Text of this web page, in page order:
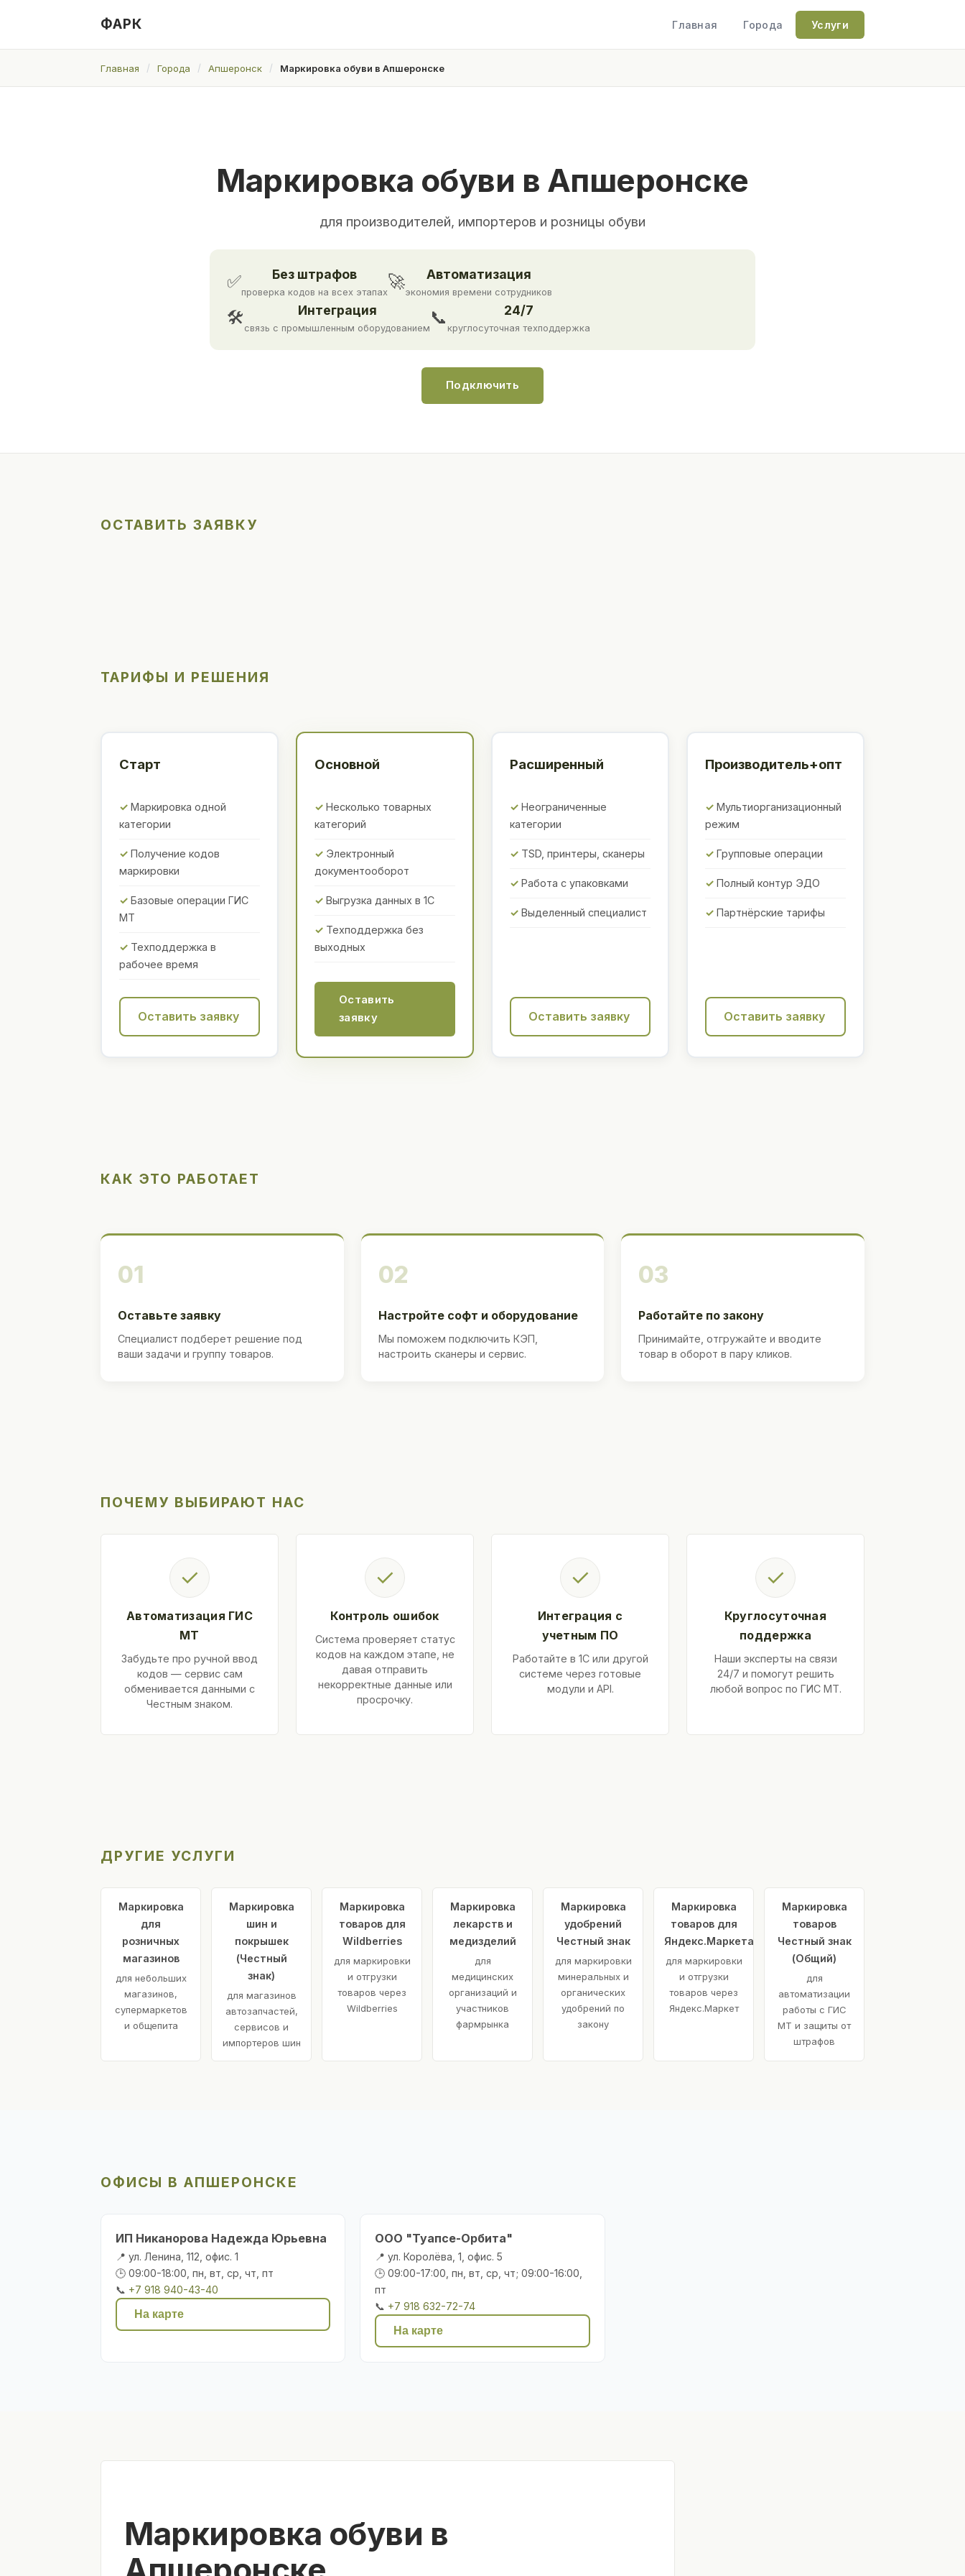
ФАРК Главная Города Услуги
Главная Города Апшеронск Маркировка обуви в Апшеронске
Маркировка обуви в Апшеронске
для производителей, импортеров и розницы обуви
✅ Без штрафов
проверка кодов на всех этапах
🚀 Автоматизация
экономия времени сотрудников
🛠 Интеграция
связь с промышленным оборудованием
📞 24/7
круглосуточная техподдержка
Подключить
ОСТАВИТЬ ЗАЯВКУ
ТАРИФЫ И РЕШЕНИЯ
Старт
Маркировка одной
категории
Получение кодов
маркировки
Базовые операции ГИС
МТ
Техподдержка в
рабочее время
Оставить заявку
Основной
Несколько товарных
категорий
Электронный
документооборот
Выгрузка данных в 1С
Техподдержка без
выходных
Оставить
заявку
Расширенный
Неограниченные
категории
TSD, принтеры, сканеры
Работа с упаковками
Выделенный специалист
Оставить заявку
Производитель+опт
Мультиорганизационный
режим
Групповые операции
Полный контур ЭДО
Партнёрские тарифы
Оставить заявку
КАК ЭТО РАБОТАЕТ
01
Оставьте заявку
Специалист подберет решение под
ваши задачи и группу товаров.
02
Настройте софт и оборудование
Мы поможем подключить КЭП,
настроить сканеры и сервис.
03
Работайте по закону
Принимайте, отгружайте и вводите
товар в оборот в пару кликов.
ПОЧЕМУ ВЫБИРАЮТ НАС
✓
Автоматизация ГИС
МТ
Забудьте про ручной ввод
кодов — сервис сам
обменивается данными с
Честным знаком.
✓
Контроль ошибок
Система проверяет статус
кодов на каждом этапе, не
давая отправить
некорректные данные или
просрочку.
✓
Интеграция с
учетным ПО
Работайте в 1С или другой
системе через готовые
модули и API.
✓
Круглосуточная
поддержка
Наши эксперты на связи
24/7 и помогут решить
любой вопрос по ГИС МТ.
ДРУГИЕ УСЛУГИ
Маркировка
для
розничных
магазинов
для небольших
магазинов,
супермаркетов
и общепита
Маркировка
шин и
покрышек
(Честный
знак)
для магазинов
автозапчастей,
сервисов и
импортеров шин
Маркировка
товаров для
Wildberries
для маркировки
и отгрузки
товаров через
Wildberries
Маркировка
лекарств и
медизделий
для
медицинских
организаций и
участников
фармрынка
Маркировка
удобрений
Честный знак
для маркировки
минеральных и
органических
удобрений по
закону
Маркировка
товаров для
Яндекс.Маркета
для маркировки
и отгрузки
товаров через
Яндекс.Маркет
Маркировка
товаров
Честный знак
(Общий)
для
автоматизации
работы с ГИС
МТ и защиты от
штрафов
ОФИСЫ В АПШЕРОНСКЕ
ИП Никанорова Надежда Юрьевна
📍 ул. Ленина, 112, офис. 1
🕒 09:00-18:00, пн, вт, ср, чт, пт
📞 +7 918 940-43-40
На карте
ООО "Туапсе-Орбита"
📍 ул. Королёва, 1, офис. 5
🕒 09:00-17:00, пн, вт, ср, чт; 09:00-16:00,
пт
📞 +7 918 632-72-74
На карте
Маркировка обуви в